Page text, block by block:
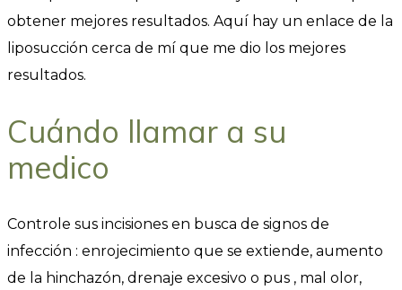
obtener mejores resultados. Aquí hay un enlace de la
liposucción cerca de mí que me dio los mejores
resultados.
Cuándo llamar a su
medico
Controle sus incisiones en busca de signos de
infección : enrojecimiento que se extiende, aumento
de la hinchazón, drenaje excesivo o pus , mal olor,